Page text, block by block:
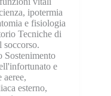
ipotermia
e fisiologia
Tecniche di
soccorso.
Sostenimento
e
esterno,